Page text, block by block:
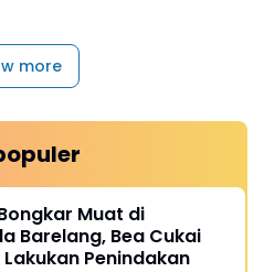
more
Muat di
Barelang, Bea Cukai
Penindakan